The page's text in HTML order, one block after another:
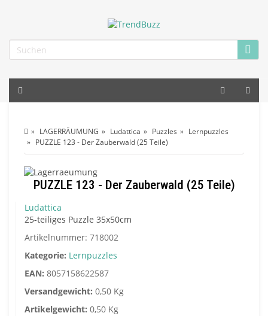
LAGERRÄUMUNG Ludattica Puzzles
Lernpuzzles
PUZZLE 123 - Der Zauberwald (25 Teile)
PUZZLE 123 - Der Zauberwald (25 Teile)
Ludattica
25-teiliges Puzzle 35x50cm
Artikelnummer: 718002
Kategorie: Lernpuzzles
EAN: 8057158622587
Versandgewicht: 0,50 Kg
Artikelgewicht: 0,50 Kg